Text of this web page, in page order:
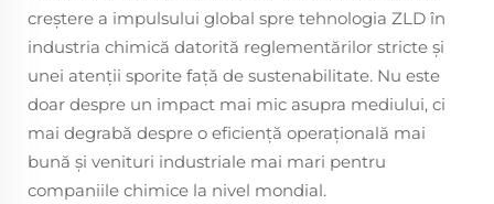
creștere a impulsului global spre tehnologia ZLD în
industria chimică datorită reglementărilor stricte și
unei atenții sporite față de sustenabilitate. Nu este
doar despre un impact mai mic asupra mediului, ci
mai degrabă despre o eficiență operațională mai
bună și venituri industriale mai mari pentru
companiile chimice la nivel mondial.